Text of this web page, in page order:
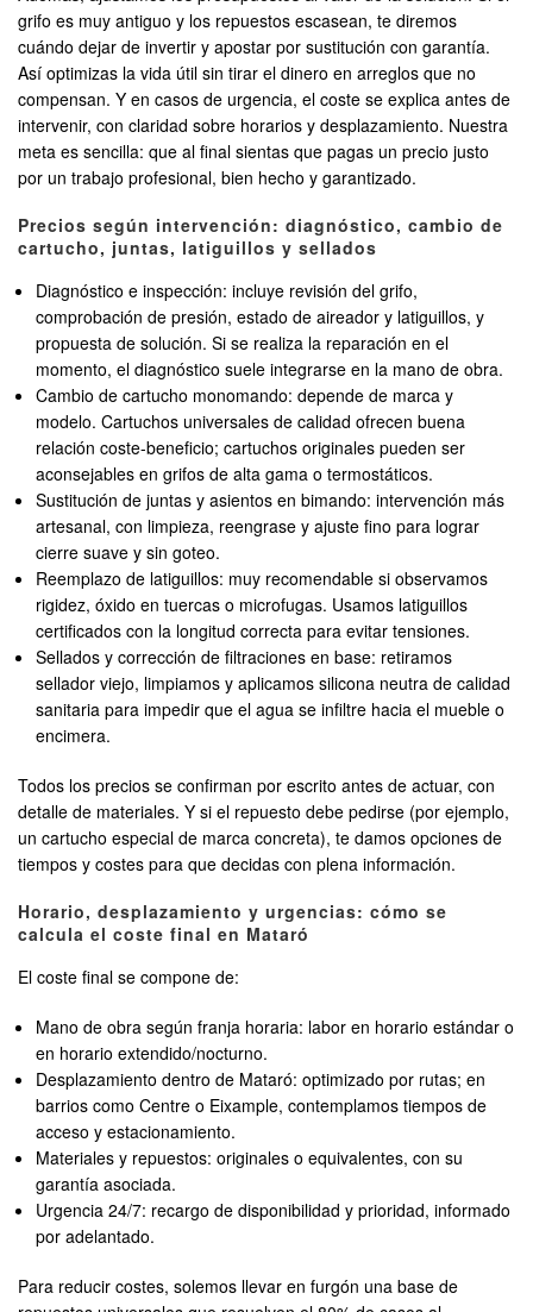
grifo es muy antiguo y los repuestos escasean, te diremos
cuándo dejar de invertir y apostar por sustitución con garantía.
Así optimizas la vida útil sin tirar el dinero en arreglos que no
compensan. Y en casos de urgencia, el coste se explica antes de
intervenir, con claridad sobre horarios y desplazamiento. Nuestra
meta es sencilla: que al final sientas que pagas un precio justo
por un trabajo profesional, bien hecho y garantizado.
Precios según intervención: diagnóstico, cambio de
cartucho, juntas, latiguillos y sellados
Diagnóstico e inspección: incluye revisión del grifo,
comprobación de presión, estado de aireador y latiguillos, y
propuesta de solución. Si se realiza la reparación en el
momento, el diagnóstico suele integrarse en la mano de obra.
Cambio de cartucho monomando: depende de marca y
modelo. Cartuchos universales de calidad ofrecen buena
relación coste-beneficio; cartuchos originales pueden ser
aconsejables en grifos de alta gama o termostáticos.
Sustitución de juntas y asientos en bimando: intervención más
artesanal, con limpieza, reengrase y ajuste fino para lograr
cierre suave y sin goteo.
Reemplazo de latiguillos: muy recomendable si observamos
rigidez, óxido en tuercas o microfugas. Usamos latiguillos
certificados con la longitud correcta para evitar tensiones.
Sellados y corrección de filtraciones en base: retiramos
sellador viejo, limpiamos y aplicamos silicona neutra de calidad
sanitaria para impedir que el agua se infiltre hacia el mueble o
encimera.
Todos los precios se confirman por escrito antes de actuar, con
detalle de materiales. Y si el repuesto debe pedirse (por ejemplo,
un cartucho especial de marca concreta), te damos opciones de
tiempos y costes para que decidas con plena información.
Horario, desplazamiento y urgencias: cómo se
calcula el coste final en Mataró
El coste final se compone de:
Mano de obra según franja horaria: labor en horario estándar o
en horario extendido/nocturno.
Desplazamiento dentro de Mataró: optimizado por rutas; en
barrios como Centre o Eixample, contemplamos tiempos de
acceso y estacionamiento.
Materiales y repuestos: originales o equivalentes, con su
garantía asociada.
Urgencia 24/7: recargo de disponibilidad y prioridad, informado
por adelantado.
Para reducir costes, solemos llevar en furgón una base de